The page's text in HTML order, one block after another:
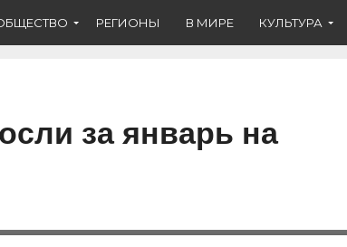
РЕГИОНЫ В МИРЕ КУЛЬТУРА
за январь на